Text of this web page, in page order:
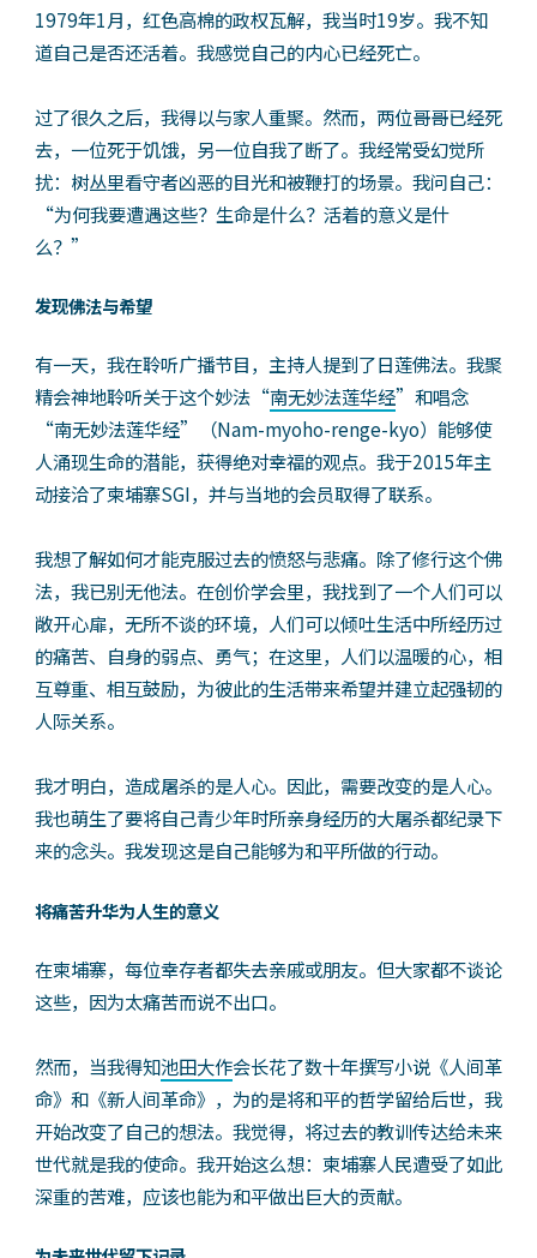
1979年1月，红色高棉的政权瓦解，我当时19岁。我不知
道自己是否还活着。我感觉自己的内心已经死亡。
过了很久之后，我得以与家人重聚。然而，两位哥哥已经死
去，一位死于饥饿，另一位自我了断了。我经常受幻觉所
扰：树丛里看守者凶恶的目光和被鞭打的场景。我问自己：
“为何我要遭遇这些？生命是什么？活着的意义是什
么？”
发现佛法与希望
有一天，我在聆听广播节目，主持人提到了日莲佛法。我聚
精会神地聆听关于这个妙法“南无妙法莲华经”和唱念
“南无妙法莲华经”（Nam-myoho-renge-kyo）能够使
人涌现生命的潜能，获得绝对幸福的观点。我于2015年主
动接洽了柬埔寨SGI，并与当地的会员取得了联系。
我想了解如何才能克服过去的愤怒与悲痛。除了修行这个佛
法，我已别无他法。在创价学会里，我找到了一个人们可以
敞开心扉，无所不谈的环境，人们可以倾吐生活中所经历过
的痛苦、自身的弱点、勇气；在这里，人们以温暖的心，相
互尊重、相互鼓励，为彼此的生活带来希望并建立起强韧的
人际关系。
我才明白，造成屠杀的是人心。因此，需要改变的是人心。
我也萌生了要将自己青少年时所亲身经历的大屠杀都纪录下
来的念头。我发现这是自己能够为和平所做的行动。
将痛苦升华为人生的意义
在柬埔寨，每位幸存者都失去亲戚或朋友。但大家都不谈论
这些，因为太痛苦而说不出口。
然而，当我得知池田大作会长花了数十年撰写小说《人间革
命》和《新人间革命》，为的是将和平的哲学留给后世，我
开始改变了自己的想法。我觉得，将过去的教训传达给未来
世代就是我的使命。我开始这么想：柬埔寨人民遭受了如此
深重的苦难，应该也能为和平做出巨大的贡献。